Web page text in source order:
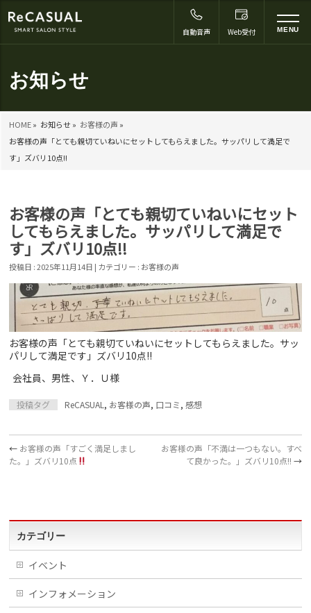
お知らせ
HOME» お知らせ » お客様の声 »
お客様の声「とても親切ていねいにセットしてもらえました。サッパリして満足で
す」ズバリ10点!!
自動音声 Web受付 MENU
お客様の声「とても親切ていねいにセット
してもらえました。サッパリして満足で
す」ズバリ10点!!
投稿日 : 2025年11月14日 | カテゴリー : お客様の声
お客様の声「とても親切ていねいにセットしてもらえました。サッ
パリして満足です」ズバリ10点!!
会社員、男性、Ｙ．Ｕ様
投稿タグ ReCASUAL , お客様の声, 口コミ,感想
← お客様の声「すごく満足しまし
た。」ズバリ10点
お客様の声「不満は一つもない。すべ
て良かった。」ズバリ10点!! →
カテゴリー
イベント
インフォメーション